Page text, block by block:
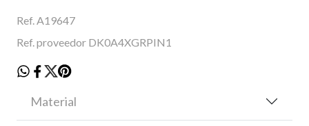
Ref. A19647
Ref. proveedor DK0A4XGRPIN1
Material